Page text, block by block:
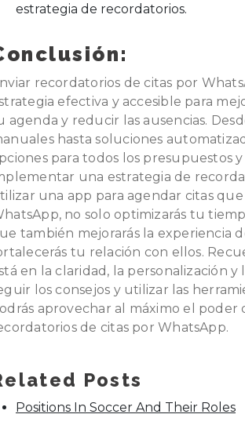
estrategia de recordatorios.
recordatorios de citas por
efectiva y accesible para
agenda y reducir las ausencias.
hasta soluciones
para todos los presupuestos y
una estrategia de
una app para agendar citas
no solo optimizarás tu
también mejorarás la experiencia
tu relación con ellos.
en la claridad, la personalización y
los consejos y utilizar las
aprovechar al máximo el poder
de citas por WhatsApp.
Posts
Positions In Soccer And Their Roles